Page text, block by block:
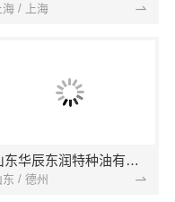
海 / 上海
山东华辰东润特种油有限公司
东 / 德州